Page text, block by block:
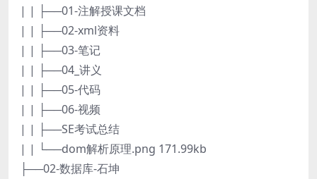
| | ├──01-注解授课文档
| | ├──02-xml资料
| | ├──03-笔记
| | ├──04_讲义
| | ├──05-代码
| | ├──06-视频
| | ├──SE考试总结
| | └──dom解析原理.png 171.99kb
├──02-数据库-石坤